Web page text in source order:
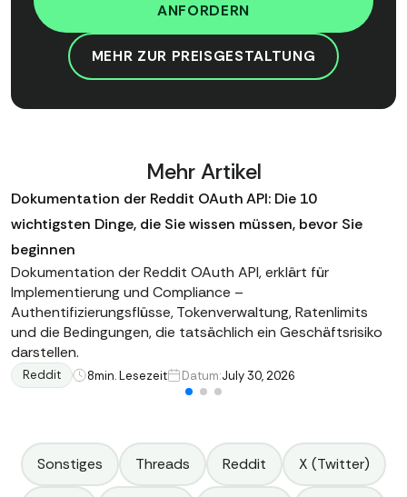
ANFORDERN
MEHR ZUR PREISGESTALTUNG
Mehr Artikel
Dokumentation der Reddit OAuth API: Die 10
wichtigsten Dinge, die Sie wissen müssen, bevor Sie
beginnen
Dokumentation der Reddit OAuth API, erklärt für
Implementierung und Compliance –
Authentifizierungsflüsse, Tokenverwaltung, Ratenlimits
und die Bedingungen, die tatsächlich ein Geschäftsrisiko
darstellen.
Reddit 8min. Lesezeit Datum:July 30, 2026
Sonstiges Threads Reddit X (Twitter)